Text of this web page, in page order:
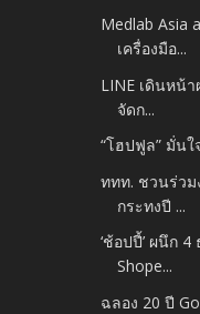
Medlab Asia
เครื่องมือ...
LINE เดินหน้
จัดก...
“โฮปฟูล” มั่น
ททท. ชวนร่วม
กระทงปี ...
‘ช้อปปี้’ ผนึก
Shope...
ฉลอง 20 ปี